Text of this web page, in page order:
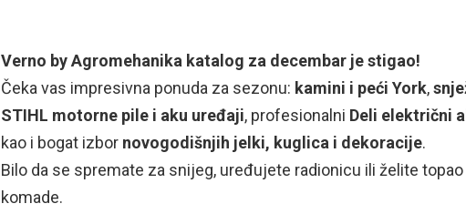
Verno by Agromehanika katalog za decembar je stigao!
Čeka vas impresivna ponuda za sezonu: kamini i peći York,
STIHL motorne pile i aku uređaji, profesionalni Deli električni
kao i bogat izbor novogodišnjih jelki, kuglica i dekoracije.
Bilo da se spremate za snijeg, uređujete radionicu ili želite
komade.